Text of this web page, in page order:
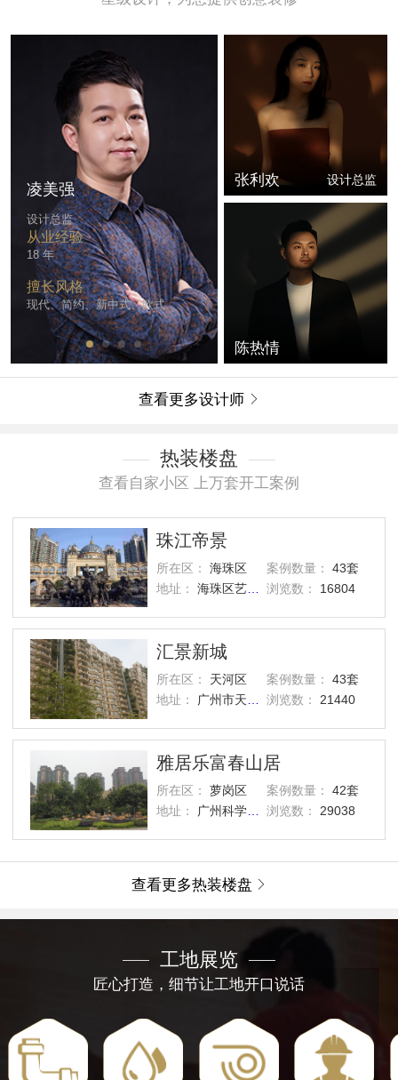
凌美强
设计总监
从业经验
18 年
擅长风格
现代、简约、新中式、欧式
魏己成
从业经验
擅长风格
现代、简约、新中式、欧式、
张利欢 设计总监
陈热情
查看更多设计师 
热装楼盘
查看自家小区 上万套开工案例
珠江帝景
所在区： 海珠区 案例数量：
43套
地址：
海珠区艺洲路灏景街1号 浏览数： 16804
汇景新城
所在区： 天河区 案例数量：
43套
地址：
广州市天河区汇景路五山街 浏览数： 21440
雅居乐富春山居
所在区： 萝岗区 案例数量：
42套
地址：
广州科学城西区 浏览数： 29038
查看更多热装楼盘 
工地展览
匠心打造，细节让工地开口说话